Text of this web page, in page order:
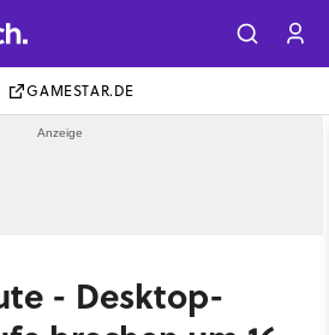
GAMESTAR.DE
- Desktop-